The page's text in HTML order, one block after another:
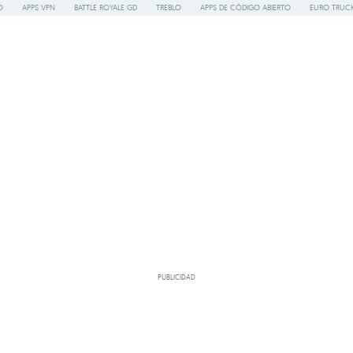
APPS VPN BATTLE ROYALE GD TREBLO APPS DE CÓDIGO ABIERTO EURO
PUBLICIDAD